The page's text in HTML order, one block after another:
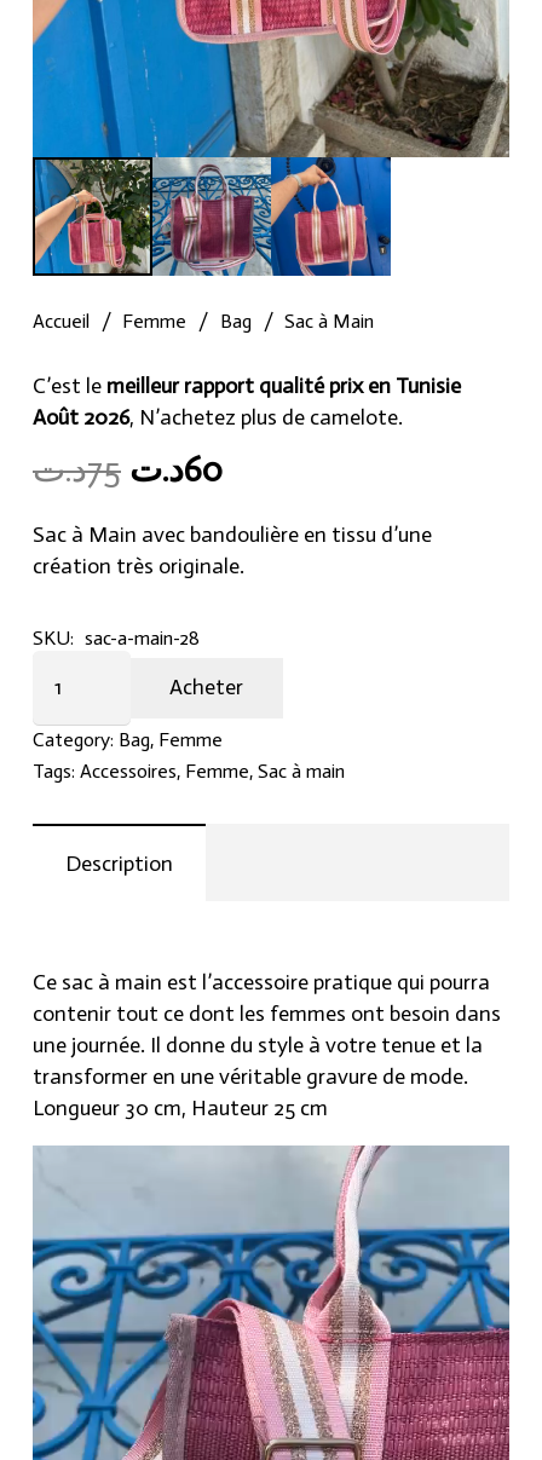
Accueil / Femme / Bag / Sac à Main
C’est le meilleur rapport qualité prix en Tunisie
Août 2026, N’achetez plus de camelote.
75د.ت Original
was:
75د.ت.
60د.ت Current
is:
Sac à Main avec bandoulière en tissu d’une
création très originale.
SKU: sac-a-main-28
Main
quantity
Acheter
Category: Bag, Femme
Tags: Accessoires, Femme, Sac à main
Description
Ce sac à main est l’accessoire pratique qui pourra
contenir tout ce dont les femmes ont besoin dans
une journée. Il donne du style à votre tenue et la
transformer en une véritable gravure de mode.
Longueur 30 cm, Hauteur 25 cm
vidéo